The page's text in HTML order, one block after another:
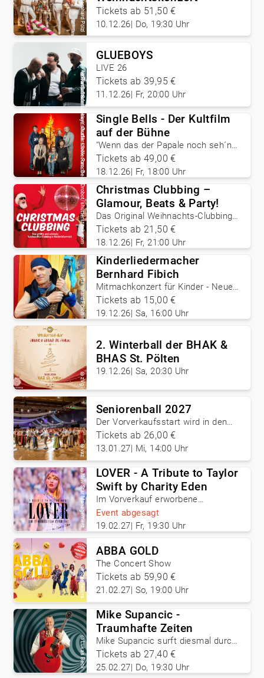
Bernhard Pölzl 10.12.26 Do, 19:30 Uhr
Tickets ab 51,50 €
©
Amine Sabeur 11.12.26 Fr, 20:00 Uhr
GLUEBOYS
LIVE 26
Tickets ab 39,95 €
©
Foto: Stefan Joham, Grafik: Ulrike Rauch 18.12.26 Fr, 18:00 Uhr
Single Bells - Der Kultfilm
auf der Bühne
"Wenn das der Papale noch seh´n
könnt ..."
Tickets ab 49,00 €
©
Roman Samborskyi/shutterstock.com, Dean Drobot/shutterstock.com 18.12.26 Fr, 21:00 Uhr
Christmas Clubbing –
Glamour, Beats & Party!
Das Original Weihnachts-Clubbing
im VAZ
Tickets ab 21,50 €
©
Bernhard Fibich 19.12.26 Sa, 16:00 Uhr
Kinderliedermacher
Bernhard Fibich
Mitmachkonzert für Kinder - Neue
Advent- und Weihnachtslieder
Tickets ab 15,00 €
©
zVg
19.12.26 Sa, 20:30 Uhr
2. Winterball der BHAK &
BHAS St. Pölten
©
vaz 13.01.27 Mi, 14:00 Uhr
Seniorenball 2027
Der Vorverkaufsstart wird in den
nächsten Wochen
bekanntgegeben!
Tickets ab 26,00 €
©
New Star Management 19.02.27 Fr, 19:30 Uhr
LOVER - A Tribute to Taylor
Swift by Charity Eden
Im Vorverkauf erworbene
Eintrittskarten werden
rückerstattet!
Event abgesagt
©
Storytellers 21.02.27 So, 19:00 Uhr
ABBA GOLD
The Concert Show
Tickets ab 59,90 €
©
Lukas Beck 25.02.27 Do, 19:30 Uhr
Mike Supancic -
Traumhafte Zeiten
Mike Supancic surft diesmal durch
das Traum-Zeit-Kontinuum.
Tickets ab 27,40 €